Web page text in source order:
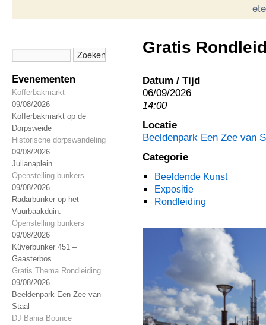
Evenementen
Kofferbakmarkt
09/08/2026
Kofferbakmarkt op de
Dorpsweide
Historische dorpswandeling
09/08/2026
Julianaplein
Openstelling bunkers
09/08/2026
Radarbunker op het
Vuurbaakduin.
Openstelling bunkers
09/08/2026
Küverbunker 451 –
Gaasterbos
Gratis Thema Rondleiding
09/08/2026
Beeldenpark Een Zee van
Staal
DJ Bahia Bounce
Gratis
Datum / Tijd
06/09/2026
14:00
Locatie
Beeldenpark Een Zee van
Categorie
Beeldende Kunst
Expositie
Rondleiding